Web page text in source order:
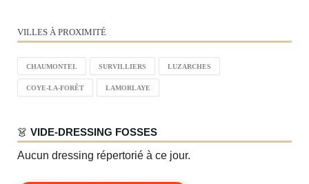
VILLES À PROXIMITÉ
CHAUMONTEL SURVILLIERS LUZARCHES
COYE-LA-FORÊT LAMORLAYE
👗 VIDE-DRESSING FOSSES
Aucun dressing répertorié à ce jour.